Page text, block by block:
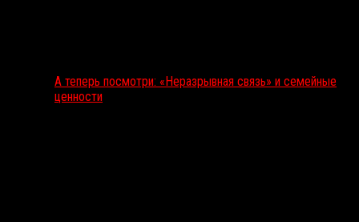
А теперь посмотри: «Неразрывная связь» и семейные
ценности